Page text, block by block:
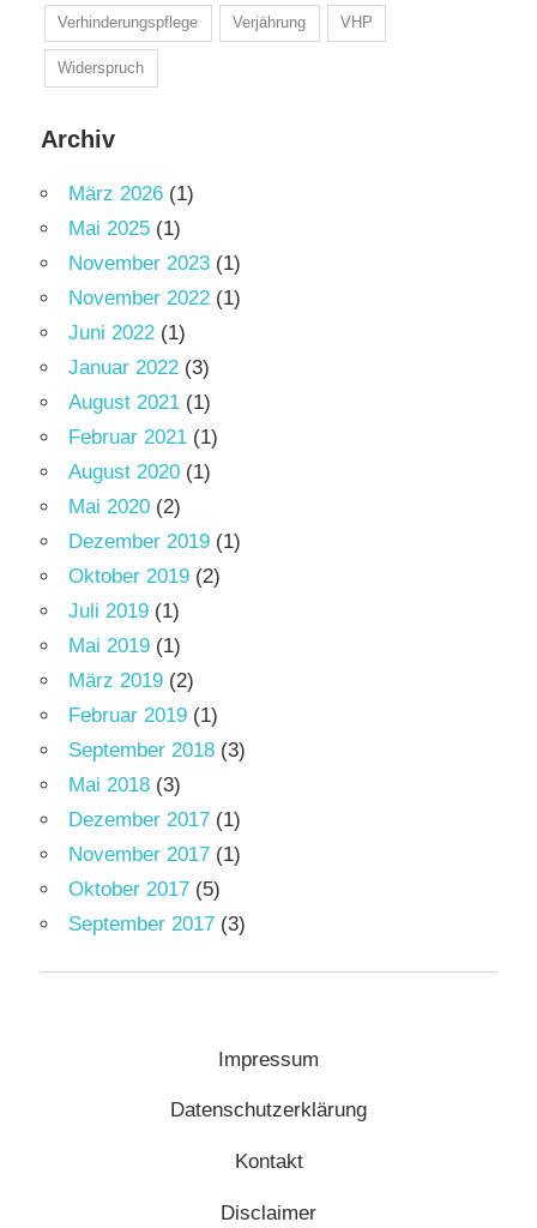
Verhinderungspflege Verjährung VHP
Widerspruch
Archiv
März 2026 (1)
Mai 2025 (1)
November 2023 (1)
November 2022 (1)
Juni 2022 (1)
Januar 2022 (3)
August 2021 (1)
Februar 2021 (1)
August 2020 (1)
Mai 2020 (2)
Dezember 2019 (1)
Oktober 2019 (2)
Juli 2019 (1)
Mai 2019 (1)
März 2019 (2)
Februar 2019 (1)
September 2018 (3)
Mai 2018 (3)
Dezember 2017 (1)
November 2017 (1)
Oktober 2017 (5)
September 2017 (3)
Impressum
Datenschutzerklärung
Kontakt
Disclaimer